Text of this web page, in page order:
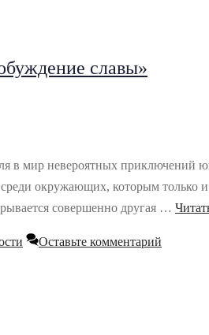
славы»
в мир невероятных приключений
окружающих, которым только и
совершенно другая …
Оставьте комментарий